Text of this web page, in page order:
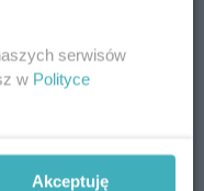
serwisów
w Polityce
Akceptuję